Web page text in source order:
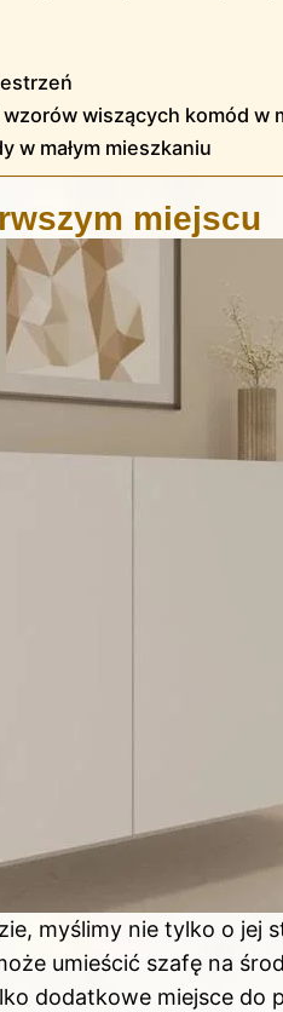
wiszących komód w
w małym mieszkaniu
miejscu
myślimy nie tylko o jej
umieścić szafę na
dodatkowe miejsce do